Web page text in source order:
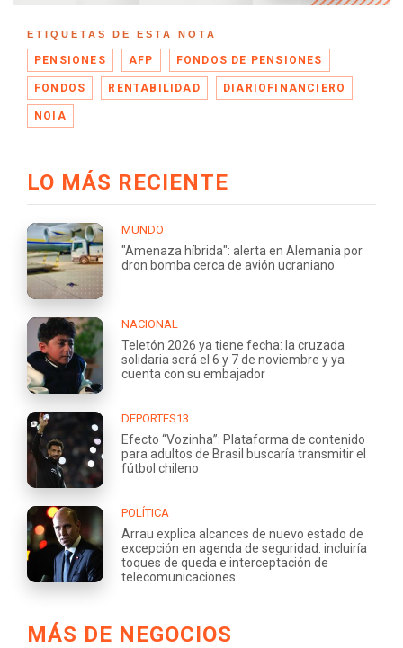
ETIQUETAS DE ESTA NOTA
PENSIONES AFP FONDOS DE PENSIONES
FONDOS RENTABILIDAD DIARIOFINANCIERO
NOIA
LO MÁS RECIENTE
MUNDO
"Amenaza híbrida": alerta en Alemania por
dron bomba cerca de avión ucraniano
NACIONAL
Teletón 2026 ya tiene fecha: la cruzada
solidaria será el 6 y 7 de noviembre y ya
cuenta con su embajador
DEPORTES13
Efecto “Vozinha”: Plataforma de contenido
para adultos de Brasil buscaría transmitir el
fútbol chileno
POLÍTICA
Arrau explica alcances de nuevo estado de
excepción en agenda de seguridad: incluiría
toques de queda e interceptación de
telecomunicaciones
MÁS DE NEGOCIOS